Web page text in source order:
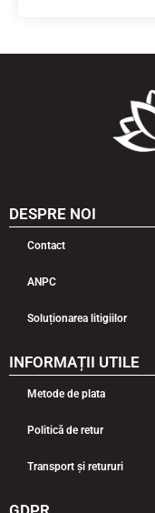
DESPRE NOI
Contact
ANPC
Soluționarea litigiilor
INFORMAȚII UTILE
Metode de plata
Politică de retur
Transport și retururi